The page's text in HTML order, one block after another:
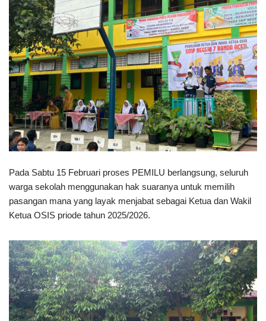
Pada Sabtu 15 Februari proses PEMILU berlangsung, seluruh
warga sekolah menggunakan hak suaranya untuk memilih
pasangan mana yang layak menjabat sebagai Ketua dan Wakil
Ketua OSIS priode tahun 2025/2026.